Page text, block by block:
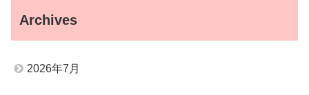
Archives
2026年7月